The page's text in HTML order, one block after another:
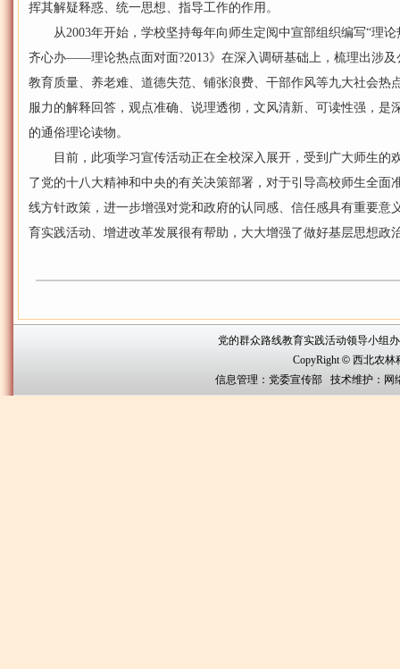
挥其解疑释惑、统一思想、指导工作的作用。
从2003年开始，学校坚持每年向师生定阅中宣部组织编写“理论
齐心办——理论热点面对面?2013》在深入调研基础上，梳理出涉
教育质量、养老难、道德失范、铺张浪费、干部作风等九大社会热
服力的解释回答，观点准确、说理透彻，文风清新、可读性强，是
的通俗理论读物。
目前，此项学习宣传活动正在全校深入展开，受到广大师生的
了党的十八大精神和中央的有关决策部署，对于引导高校师生全面
线方针政策，进一步增强对党和政府的认同感、信任感具有重要意
育实践活动、增进改革发展很有帮助，大大增强了做好基层思想政
党的群众路线教育实践活动领导小组
CopyRight© 西北农林
信息管理：党委宣传部 技术维护：网